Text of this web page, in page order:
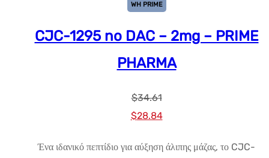
WH PRIME
CJC-1295 no DAC – 2mg – PRIME
PHARMA
$34.61
Αρχική
$34.61.
$28.84Η
τιμή
Ένα ιδανικό πεπτίδιο για αύξηση άλιπης μάζας, το CJC-